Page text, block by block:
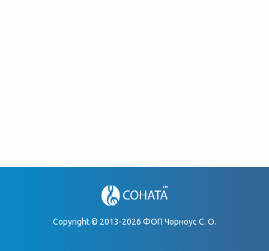
Copyright © 2013-2026 ФОП Чорноус С. О.